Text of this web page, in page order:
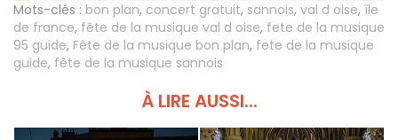
Mots-clés : bon plan, concert gratuit, sannois, val d oise, île
de france, fête de la musique val d oise, fete de la musique
95 guide, Fête de la musique bon plan, fete de la musique
guide, fête de la musique sannois
À LIRE AUSSI...